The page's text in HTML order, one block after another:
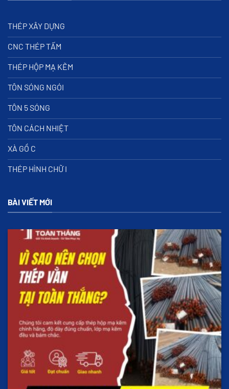
THÉP XÂY DỰNG
CNC THÉP TẤM
THÉP HỘP MẠ KẼM
TÔN SÓNG NGÓI
TÔN 5 SÓNG
TÔN CÁCH NHIỆT
XÀ GỒ C
THÉP HÌNH CHỮ I
BÀI VIẾT MỚI